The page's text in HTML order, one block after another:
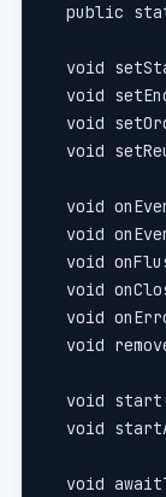
public
void
void
void
void
void
void
void
void
void
void
void
void
void